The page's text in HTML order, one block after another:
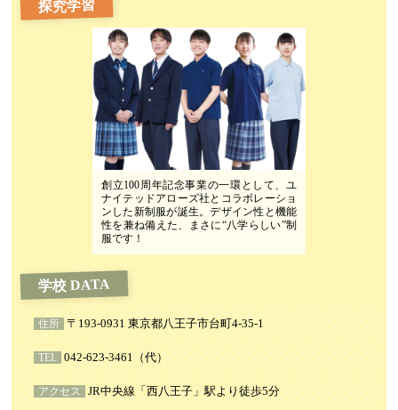
探究学習
創立100周年記念事業の一環として、ユ
ナイテッドアローズ社とコラボレーショ
ンした新制服が誕生。デザイン性と機能
性を兼ね備えた、まさに“八学らしい”制
服です！
学校 DATA
住所 〒193-0931 東京都八王子市台町4-35-1
TEL 042-623-3461（代）
アクセス JR中央線「西八王子」駅より徒歩5分